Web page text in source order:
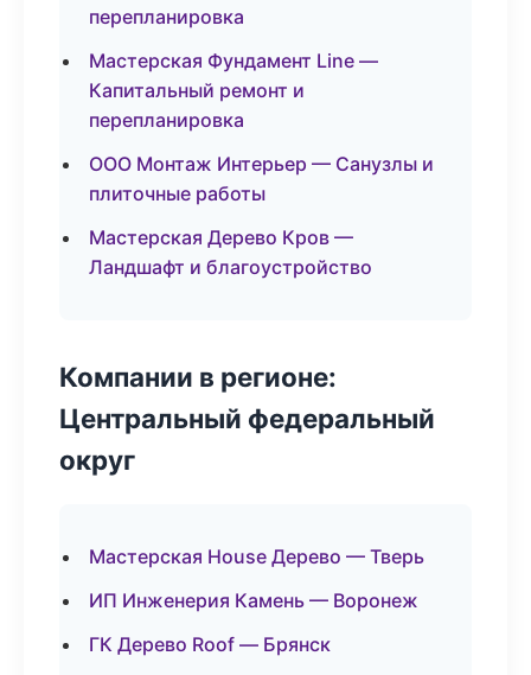
перепланировка
Мастерская Фундамент Line —
Капитальный ремонт и
перепланировка
ООО Монтаж Интерьер — Санузлы и
плиточные работы
Мастерская Дерево Кров —
Ландшафт и благоустройство
Компании в регионе:
Центральный федеральный
округ
Мастерская House Дерево — Тверь
ИП Инженерия Камень — Воронеж
ГК Дерево Roof — Брянск